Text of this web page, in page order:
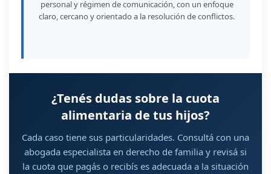
personal y régimen de comunicación, con un enfoque
claro, cercano y orientado a la resolución de conflictos.
¿Tenés dudas sobre la cuota
alimentaria de tus hijos?
Cada caso tiene sus particularidades. Consultá con una
abogada especialista en derecho de familia y revisá si
la cuota que pagás o recibís es adecuada a la situación